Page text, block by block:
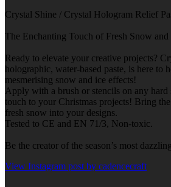
Crystal Shine / Crystal Hologram Relief
The Enchanting Touch of Fresh Snow and
Ready to elevate your creative projects?
holographic, water-based paste, is here to
mesmerising snow and ice effects!
Apply with a brush or stencils on any hard
touch to your Christmas projects! Bring
fresh snow into your designs.
Tested to CE and EN 71/3, Non-toxic.
Be the creator of the season’s most
View Instagram post by cadencecraft